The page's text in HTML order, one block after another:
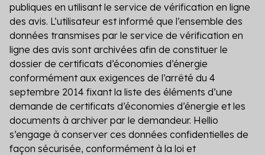
publiques en utilisant le service de vérification en ligne
des avis. L’utilisateur est informé que l’ensemble des
données transmises par le service de vérification en
ligne des avis sont archivées afin de constituer le
dossier de certificats d’économies d’énergie
conformément aux exigences de l’arrêté du 4
septembre 2014 fixant la liste des éléments d’une
demande de certificats d’économies d’énergie et les
documents à archiver par le demandeur. Hellio
s’engage à conserver ces données confidentielles de
façon sécurisée, conformément à la loi et